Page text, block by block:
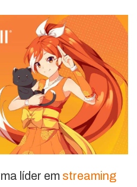
líder em streaming